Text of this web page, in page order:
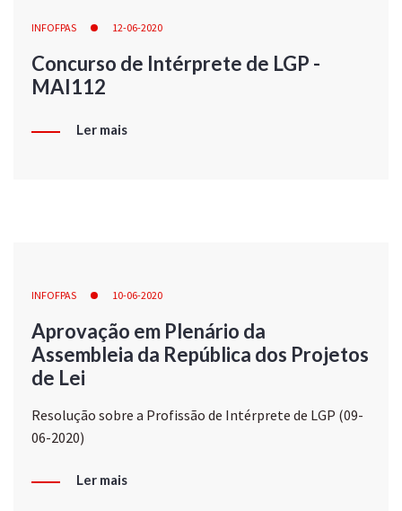
INFOFPAS 12-06-2020
Concurso de Intérprete de LGP -
MAI112
Ler mais
INFOFPAS 10-06-2020
Aprovação em Plenário da
Assembleia da República dos Projetos
de Lei
Resolução sobre a Profissão de Intérprete de LGP (09-
06-2020)
Ler mais